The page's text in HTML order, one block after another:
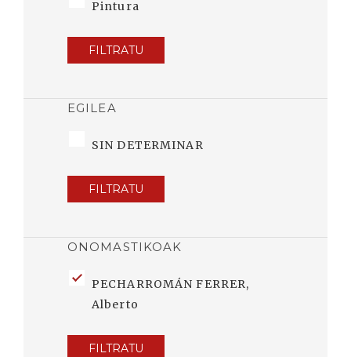
Pintura
FILTRATU
EGILEA
SIN DETERMINAR
FILTRATU
ONOMASTIKOAK
PECHARROMÁN FERRER,
Alberto
FILTRATU